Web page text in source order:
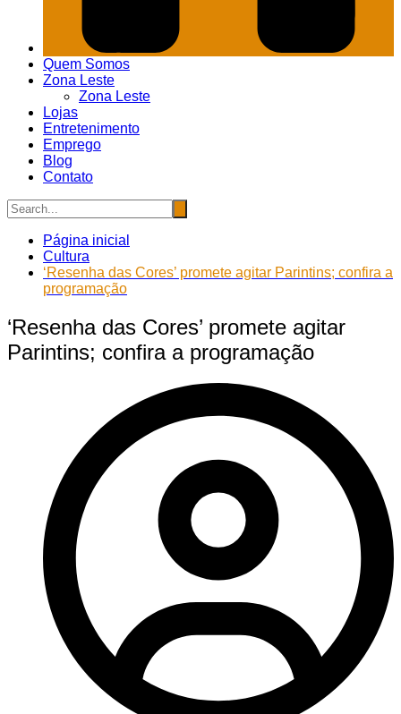
Quem Somos
Zona Leste
Zona Leste
Lojas
Entretenimento
Emprego
Blog
Contato
Página inicial
Cultura
‘Resenha das Cores’ promete agitar Parintins; confira a
programação
‘Resenha das Cores’ promete agitar
Parintins; confira a programação